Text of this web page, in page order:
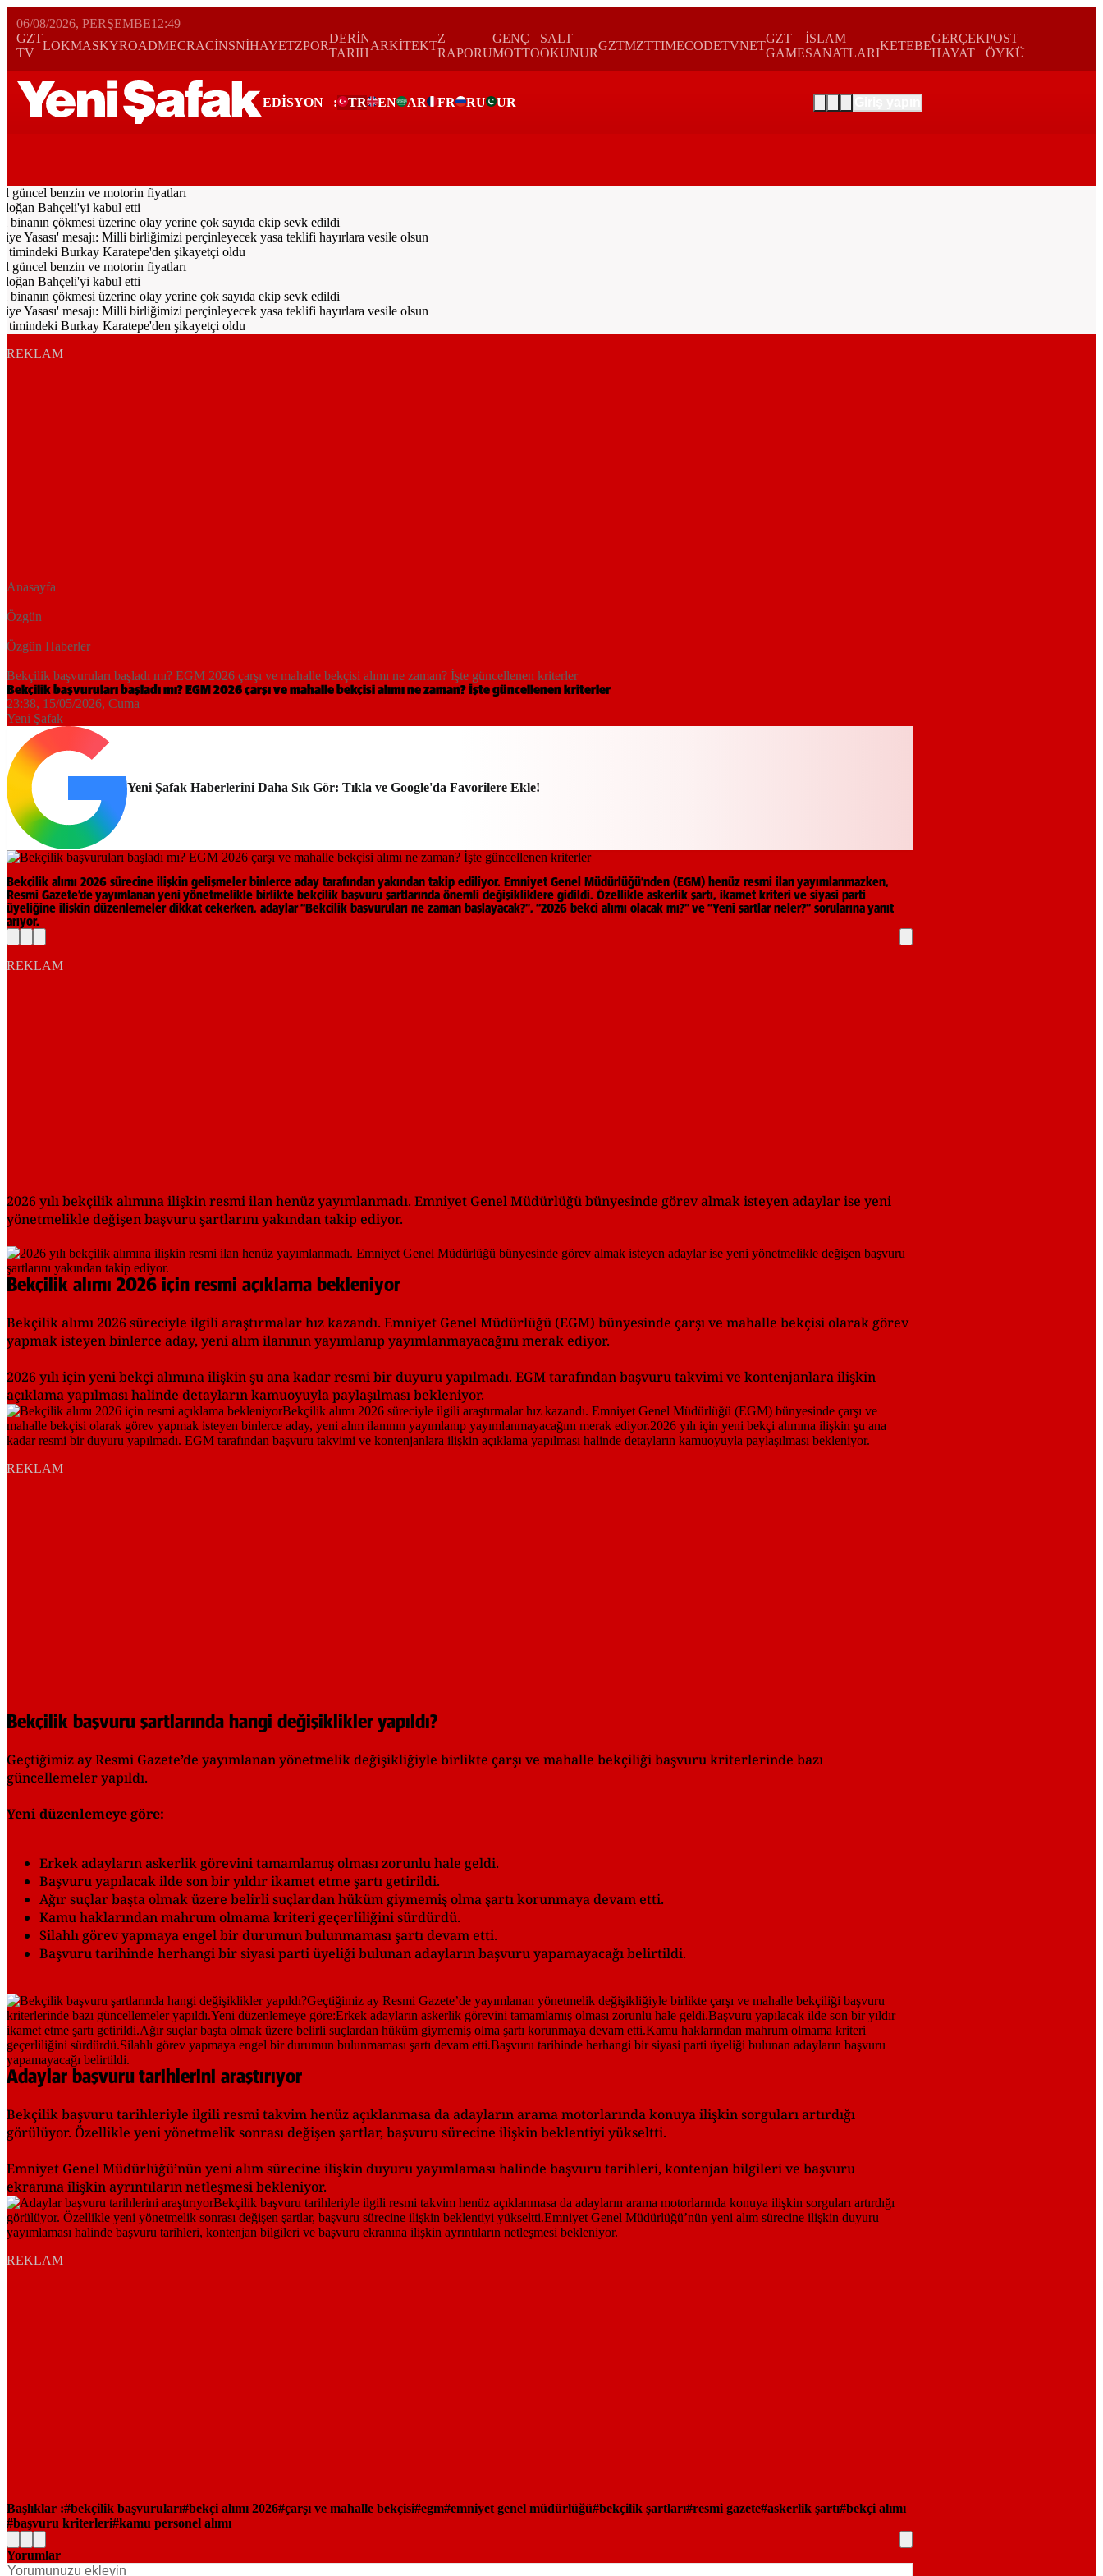
06/08/2026, PERŞEMBE12:49
GZT
TV
LOKMASKYROADMECRACİNSNİHAYETZPOR
DERİN
TARIH
ARKİTEKT
Z
RAPORU
GENÇ
MOTTO
SALT
OKUNUR
GZTMZTTIMECODETVNET
GZT
GAME
İSLAM
SANATLARI
KETEBE
GERÇEK
HAYAT
POST
ÖYKÜ
EDİSYON : TR EN AR FR RU UR
benzin ve motorin fiyatları
Bahçeli'yi kabul etti
çökmesi üzerine olay yerine çok sayıda ekip sevk edildi
Yasası' mesajı: Milli birliğimizi perçinleyecek yasa teklifi hayırlara vesile olsun
Burkay Karatepe'den şikayetçi oldu
benzin ve motorin fiyatları
Bahçeli'yi kabul etti
çökmesi üzerine olay yerine çok sayıda ekip sevk edildi
Yasası' mesajı: Milli birliğimizi perçinleyecek yasa teklifi hayırlara vesile olsun
Burkay Karatepe'den şikayetçi oldu
REKLAM
Anasayfa
Özgün
Özgün Haberler
Bekçilik başvuruları başladı mı? EGM 2026 çarşı ve mahalle bekçisi alımı ne zaman? İşte güncellenen kriterler
Bekçilik başvuruları başladı mı? EGM 2026 çarşı ve mahalle bekçisi alımı ne zaman? İşte güncellenen kriterler
23:38, 15/05/2026, Cuma
Yeni Şafak
Yeni Şafak Haberlerini Daha Sık Gör: Tıkla ve Google'da Favorilere Ekle!
Bekçilik alımı 2026 sürecine ilişkin gelişmeler binlerce aday tarafından yakından takip ediliyor. Emniyet Genel Müdürlüğü’nden (EGM) henüz resmi ilan yayımlanmazken,
Resmi Gazete’de yayımlanan yeni yönetmelikle birlikte bekçilik başvuru şartlarında önemli değişikliklere gidildi. Özellikle askerlik şartı, ikamet kriteri ve siyasi parti
üyeliğine ilişkin düzenlemeler dikkat çekerken, adaylar “Bekçilik başvuruları ne zaman başlayacak?”, “2026 bekçi alımı olacak mı?” ve “Yeni şartlar neler?” sorularına yanıt
arıyor.
REKLAM
2026 yılı bekçilik alımına ilişkin resmi ilan henüz yayımlanmadı. Emniyet Genel Müdürlüğü bünyesinde görev almak isteyen adaylar ise yeni
yönetmelikle değişen başvuru şartlarını yakından takip ediyor.
Bekçilik alımı 2026 için resmi açıklama bekleniyor
Bekçilik alımı 2026 süreciyle ilgili araştırmalar hız kazandı. Emniyet Genel Müdürlüğü (EGM) bünyesinde çarşı ve mahalle bekçisi olarak görev
yapmak isteyen binlerce aday, yeni alım ilanının yayımlanıp yayımlanmayacağını merak ediyor.
2026 yılı için yeni bekçi alımına ilişkin şu ana kadar resmi bir duyuru yapılmadı. EGM tarafından başvuru takvimi ve kontenjanlara ilişkin
açıklama yapılması halinde detayların kamuoyuyla paylaşılması bekleniyor.
REKLAM
Bekçilik başvuru şartlarında hangi değişiklikler yapıldı?
Geçtiğimiz ay Resmi Gazete’de yayımlanan yönetmelik değişikliğiyle birlikte çarşı ve mahalle bekçiliği başvuru kriterlerinde bazı
güncellemeler yapıldı.
Yeni düzenlemeye göre:
Erkek adayların askerlik görevini tamamlamış olması zorunlu hale geldi.
Başvuru yapılacak ilde son bir yıldır ikamet etme şartı getirildi.
Ağır suçlar başta olmak üzere belirli suçlardan hüküm giymemiş olma şartı korunmaya devam etti.
Kamu haklarından mahrum olmama kriteri geçerliliğini sürdürdü.
Silahlı görev yapmaya engel bir durumun bulunmaması şartı devam etti.
Başvuru tarihinde herhangi bir siyasi parti üyeliği bulunan adayların başvuru yapamayacağı belirtildi.
Adaylar başvuru tarihlerini araştırıyor
Bekçilik başvuru tarihleriyle ilgili resmi takvim henüz açıklanmasa da adayların arama motorlarında konuya ilişkin sorguları artırdığı
görülüyor. Özellikle yeni yönetmelik sonrası değişen şartlar, başvuru sürecine ilişkin beklentiyi yükseltti.
Emniyet Genel Müdürlüğü’nün yeni alım sürecine ilişkin duyuru yayımlaması halinde başvuru tarihleri, kontenjan bilgileri ve başvuru
ekranına ilişkin ayrıntıların netleşmesi bekleniyor.
REKLAM
Başlıklar : bekçilik başvuruları bekçi alımı 2026 çarşı ve mahalle bekçisi egm emniyet genel müdürlüğü bekçilik şartları resmi gazete askerlik şartı bekçi alımı
başvuru kriterleri kamu personel alımı
Yorumlar